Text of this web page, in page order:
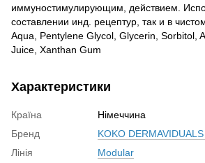
иммуностимулирующим, действием.
составлении инд. рецептур, так и в
Aqua, Pentylene Glycol, Glycerin, Sorbitol,
Juice, Xanthan Gum
Характеристики
Країна
Німеччина
Бренд
KOKO
Лінія
Modular